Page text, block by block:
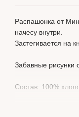
Распашонка от
начесу внутри.
Застегивается на
Забавные рисунки
Состав: 100%